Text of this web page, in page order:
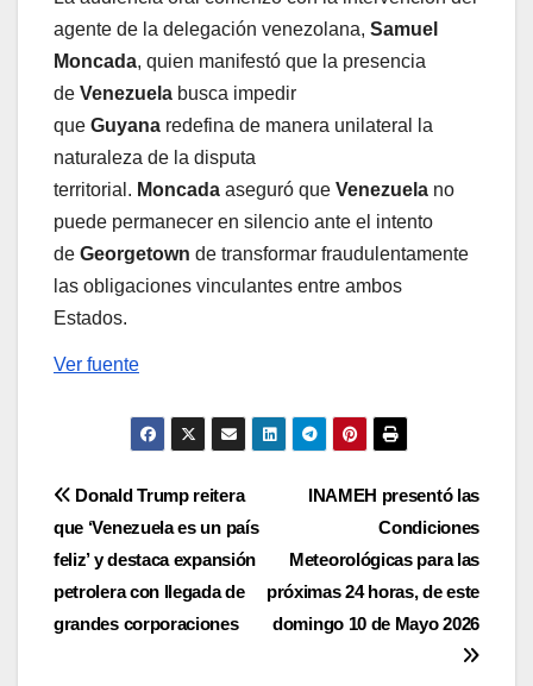
agente de la delegación venezolana, Samuel
Moncada, quien manifestó que la presencia
de Venezuela busca impedir
que Guyana redefina de manera unilateral la
naturaleza de la disputa
territorial. Moncada aseguró que Venezuela no
puede permanecer en silencio ante el intento
de Georgetown de transformar fraudulentamente
las obligaciones vinculantes entre ambos
Estados.
Ver fuente
Navegación
de
entradas
INAMEH presentó las
Condiciones
Meteorológicas para las
próximas 24 horas, de este
domingo 10 de Mayo 2026
Donald Trump reitera
que ‘Venezuela es un país
feliz’ y destaca expansión
petrolera con llegada de
grandes corporaciones